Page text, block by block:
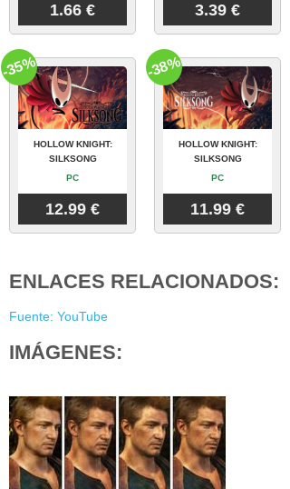
1.66 € 3.39 €
HOLLOW KNIGHT:
SILKSONG
PC
12.99 €
-35%
HOLLOW KNIGHT:
SILKSONG
PC
11.99 €
-38%
ENLACES RELACIONADOS:
Fuente: YouTube
IMÁGENES: